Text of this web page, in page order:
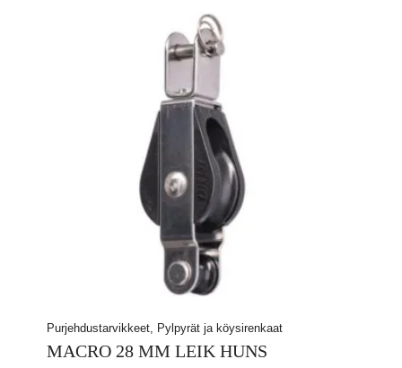
Purjehdustarvikkeet, Pylpyrät ja köysirenkaat
MACRO 28 MM LEIK HUNS